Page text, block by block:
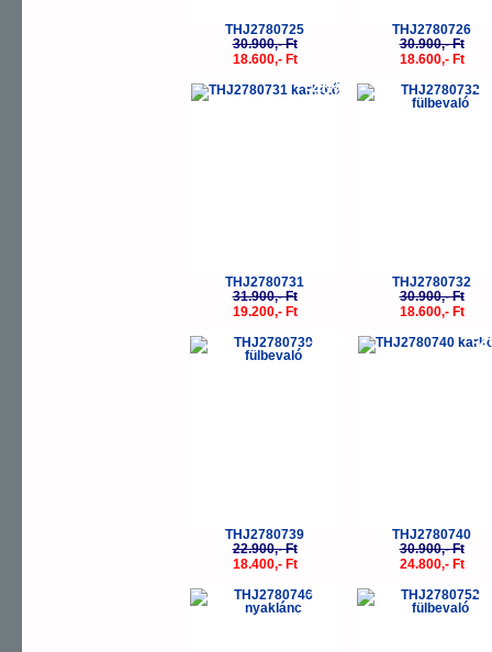
THJ2780725
30.900,- Ft
18.600,- Ft
THJ2780726
30.900,- Ft
18.600,- Ft
-40%
THJ2780731
31.900,- Ft
19.200,- Ft
-
THJ2780732
30.900,- Ft
18.600,- Ft
-20%
THJ2780739
22.900,- Ft
18.400,- Ft
-
THJ2780740
30.900,- Ft
24.800,- Ft
-20% -